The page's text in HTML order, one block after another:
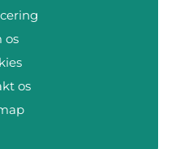
os
os